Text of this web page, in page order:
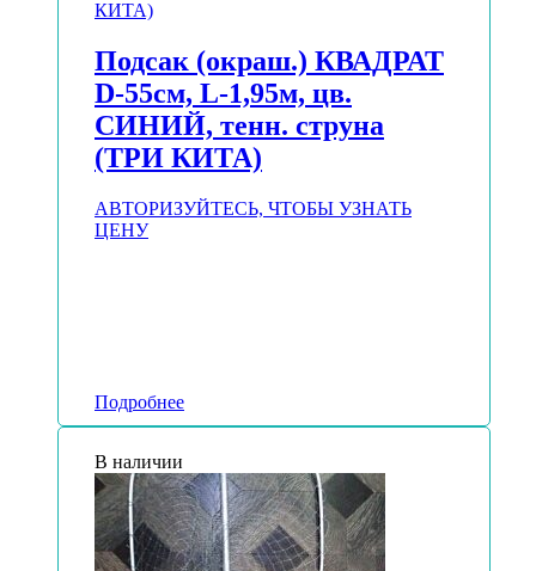
Подсак (окраш.) КВАДРАТ
D-55см, L-1,95м, цв.
СИНИЙ, тенн. струна
(ТРИ КИТА)
АВТОРИЗУЙТЕСЬ, ЧТОБЫ УЗНАТЬ
ЦЕНУ
Подробнее
В наличии